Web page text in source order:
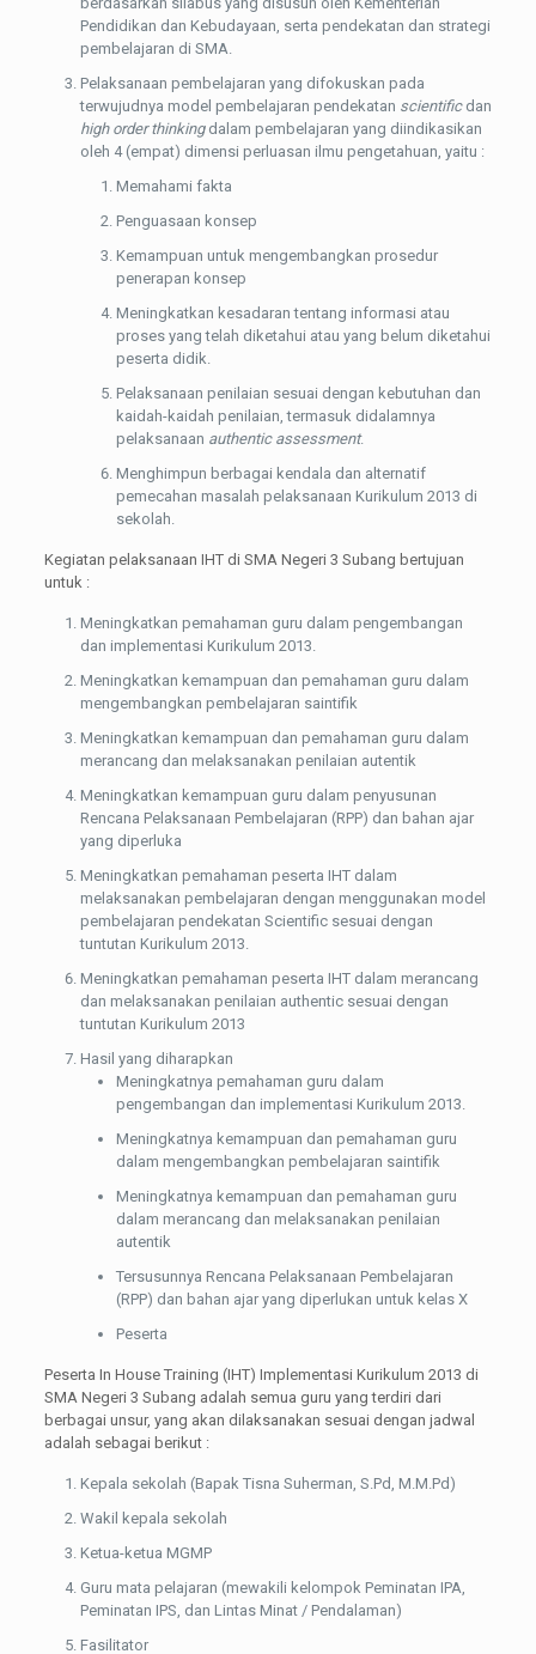
Pendidikan dan Kebudayaan, serta pendekatan dan strategi
pembelajaran di SMA.
Pelaksanaan pembelajaran yang difokuskan pada
terwujudnya model pembelajaran pendekatan scientificdan
high order thinkingdalam pembelajaran yang diindikasikan
oleh 4 (empat) dimensi perluasan ilmu pengetahuan, yaitu :
Memahami fakta
Penguasaan konsep
Kemampuan untuk mengembangkan prosedur
penerapan konsep
Meningkatkan kesadaran tentang informasi atau
proses yang telah diketahui atau yang belum diketahui
peserta didik.
Pelaksanaan penilaian sesuai dengan kebutuhan dan
kaidah-kaidah penilaian, termasuk didalamnya
pelaksanaan authentic assessment.
Menghimpun berbagai kendala dan alternatif
pemecahan masalah pelaksanaan Kurikulum 2013 di
sekolah.
Kegiatan pelaksanaan IHT di SMA Negeri 3 Subang bertujuan
untuk :
Meningkatkan pemahaman guru dalam pengembangan
dan implementasi Kurikulum 2013.
Meningkatkan kemampuan dan pemahaman guru dalam
mengembangkan pembelajaran saintifik
Meningkatkan kemampuan dan pemahaman guru dalam
merancang dan melaksanakan penilaian autentik
Meningkatkan kemampuan guru dalam penyusunan
Rencana Pelaksanaan Pembelajaran (RPP) dan bahan ajar
yang diperluka
Meningkatkan pemahaman peserta IHT dalam
melaksanakan pembelajaran dengan menggunakan model
pembelajaran pendekatan Scientific sesuai dengan
tuntutan Kurikulum 2013.
Meningkatkan pemahaman peserta IHT dalam merancang
dan melaksanakan penilaian authentic sesuai dengan
tuntutan Kurikulum 2013
Hasil yang diharapkan
Meningkatnya pemahaman guru dalam
pengembangan dan implementasi Kurikulum 2013.
Meningkatnya kemampuan dan pemahaman guru
dalam mengembangkan pembelajaran saintifik
Meningkatnya kemampuan dan pemahaman guru
dalam merancang dan melaksanakan penilaian
autentik
Tersusunnya Rencana Pelaksanaan Pembelajaran
(RPP) dan bahan ajar yang diperlukan untuk kelas X
Peserta
Peserta In House Training (IHT) Implementasi Kurikulum 2013 di
SMA Negeri 3 Subang adalah semua guru yang terdiri dari
berbagai unsur, yang akan dilaksanakan sesuai dengan jadwal
adalah sebagai berikut :
Kepala sekolah (Bapak Tisna Suherman, S.Pd, M.M.Pd)
Wakil kepala sekolah
Ketua-ketua MGMP
Guru mata pelajaran (mewakili kelompok Peminatan IPA,
Peminatan IPS, dan Lintas Minat / Pendalaman)
Fasilitator